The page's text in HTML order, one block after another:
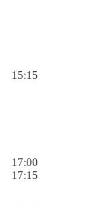
15:15
17:00
17:15